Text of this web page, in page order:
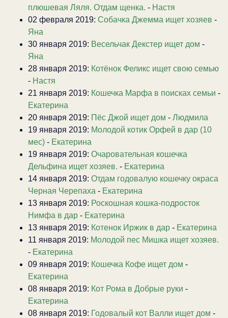
плюшевая Ляля. Отдам щенка. - Настя
02 февраля 2019: Собачка Джемма ищет хозяев -
Яна
30 января 2019: Весельчак Декстер ищет дом -
Яна
28 января 2019: Котёнок Феликс ищет свою семью
- Настя
21 января 2019: Кошечка Марфа в поисках семьи -
Екатерина
20 января 2019: Пёс Джой ищет дом - Людмила
19 января 2019: Молодой котик Орфей в дар (10
мес) - Екатерина
19 января 2019: Очаровательная кошечка
Дельфина ищет хозяев. - Екатерина
14 января 2019: Отдам годовалую кошечку окраса
Черная Черепаха - Екатерина
13 января 2019: Роскошная кошка-подросток
Нимфа в дар - Екатерина
13 января 2019: Котенок Иржик в дар - Екатерина
11 января 2019: Молодой пес Мишка ищет хозяев.
- Екатерина
09 января 2019: Кошечка Кофе ищет дом -
Екатерина
08 января 2019: Кот Рома в Добрые руки -
Екатерина
08 января 2019: Годовалый кот Валли ищет дом -